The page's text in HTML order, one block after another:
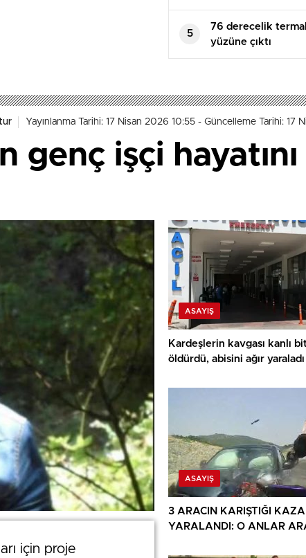
için proje
5
76 derecelik
yüzüne çıktı
Yayınlanma Tarihi: 17 Nisan 2026 10:55 - Güncelleme Tarihi: 17
genç işçi hayatını
için proje
ASAYIŞ
Kardeşlerin kavgası kanlı
öldürdü, abisini ağır yaraladı
ASAYIŞ
3 ARACIN KARIŞTIĞI
YARALANDI: O ANLAR